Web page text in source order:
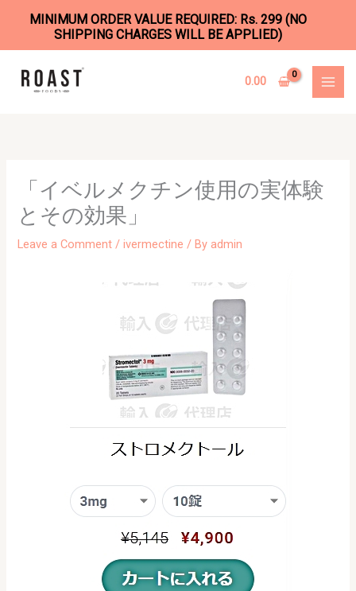
content
0.00
「イベルメクチン使用の実体験
とその効果」
Leave a Comment /ivermectine / Byadmin
MINIMUM ORDER VALUE REQUIRED: Rs. 299 (NO
SHIPPING CHARGES WILL BE APPLIED)